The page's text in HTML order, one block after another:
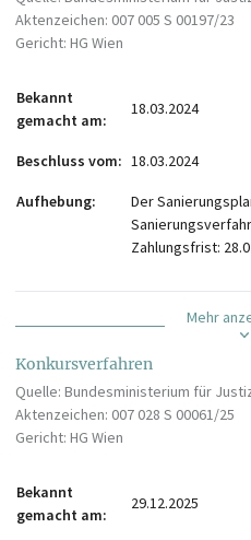
Aktenzeichen: 007 005 S 00197/23
Gericht: HG Wien
Bekannt
gemacht am
18.03.2024
Beschluss vom 18.03.2024
Aufhebung
Der
Zahlungsfrist:
Mehr
Konkursverfahren
Quelle: Bundesministerium für
Aktenzeichen: 007 028 S 00061/25
Gericht: HG Wien
Bekannt
gemacht am
29.12.2025